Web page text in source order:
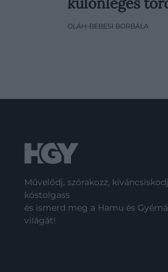
viselkedik: nyúlik,
tölcsérben fejjel
OLÁH-BEBESI BORBÁLA
Művelődj, szórakozz,
kóstolgass
és ismerd meg a Hamu és
világát!